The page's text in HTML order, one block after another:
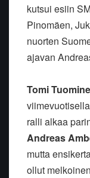
kutsui esiin
Pinomäen,
nuorten
ajavan
Tomi
ralli alkaa
Andreas
mutta
ollut